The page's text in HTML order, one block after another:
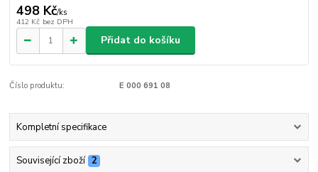
498 Kč/ks
412 Kč bez DPH
Přidat do košíku
Číslo produktu: E 000 691 08
Kompletní specifikace
Související zboží 2